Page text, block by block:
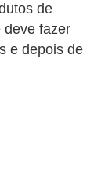
de
deve fazer
e depois de